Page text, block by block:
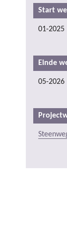
Start
01-2025
Einde
05-2026